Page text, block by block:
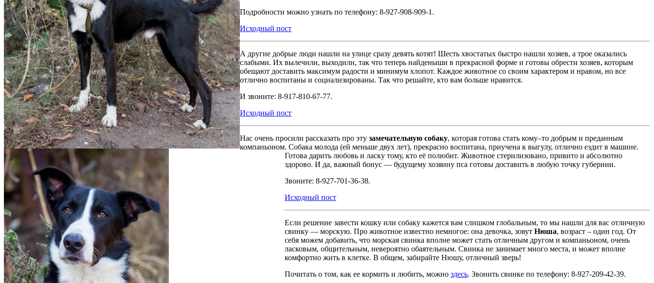
Подробности можно узнать по телефону: 8-927-908-909-1.
Исходный пост
А другие добрые люди нашли на улице сразу девять котят! Шесть хвостатых быстро нашли хозяев, а трое оказались
слабыми. Их вылечили, выходили, так что теперь найденыши в прекрасной форме и готовы обрести хозяев, которым
обещают доставить максимум радости и минимум хлопот. Каждое животное со своим характером и нравом, но все
отлично воспитаны и социализированы. Так что решайте, кто вам больше нравится.
И звоните: 8-917-810-67-77.
Исходный пост
Нас очень просили рассказать про эту замечательную собаку, которая готова стать кому–то добрым и преданным
компаньоном. Собака молода (ей меньше двух лет), прекрасно воспитана, приучена к выгулу, отлично ездит в машине.
Готова дарить любовь и ласку тому, кто её полюбит. Животное стерилизовано, привито и абсолютно
здорово. И да, важный бонус — будущему хозяину пса готовы доставить в любую точку губернии.
Звоните: 8-927-701-36-38.
Исходный пост
Если решение завести кошку или собаку кажется вам слишком глобальным, то мы нашли для вас отличную
свинку — морскую. Про животное известно немногое: она девочка, зовут Нюша, возраст – один год. От
себя можем добавить, что морская свинка вполне может стать отличным другом и компаньоном, очень
ласковым, общительным, невероятно обаятельным. Свинка не занимает много места, и может вполне
комфортно жить в клетке. В общем, забирайте Нюшу, отличный зверь!
Почитать о том, как ее кормить и любить, можно здесь. Звонить свинке по телефону: 8-927-209-42-39.